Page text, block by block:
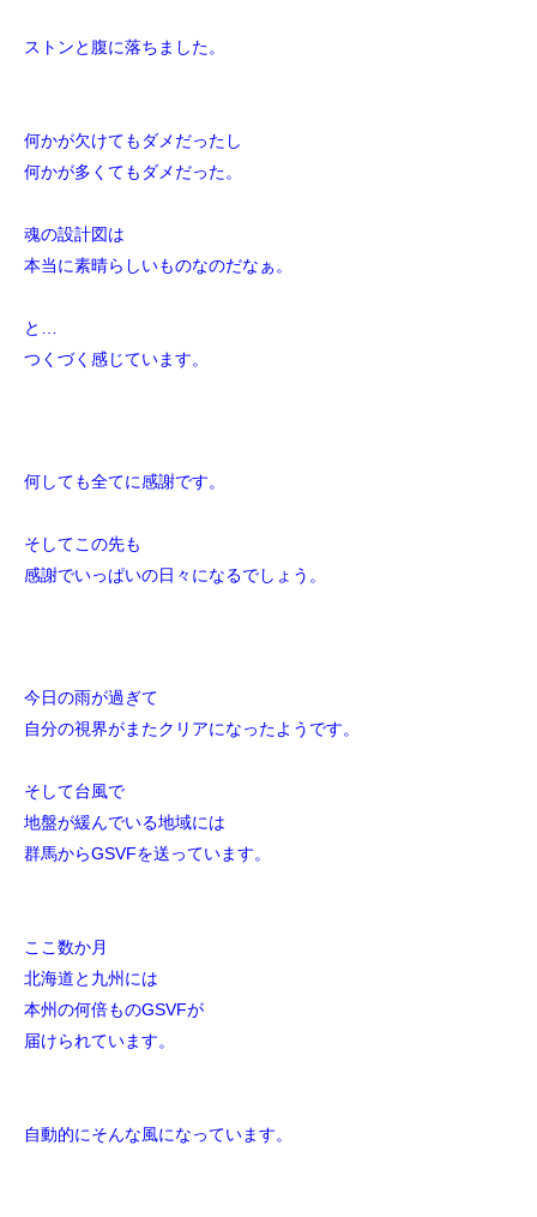
ストンと腹に落ちました。
何かが欠けてもダメだったし
何かが多くてもダメだった。
魂の設計図は
本当に素晴らしいものなのだなぁ。
と…
つくづく感じています。
何しても全てに感謝です。
そしてこの先も
感謝でいっぱいの日々になるでしょう。
今日の雨が過ぎて
自分の視界がまたクリアになったようです。
そして台風で
地盤が緩んでいる地域には
群馬からGSVFを送っています。
ここ数か月
北海道と九州には
本州の何倍ものGSVFが
届けられています。
自動的にそんな風になっています。